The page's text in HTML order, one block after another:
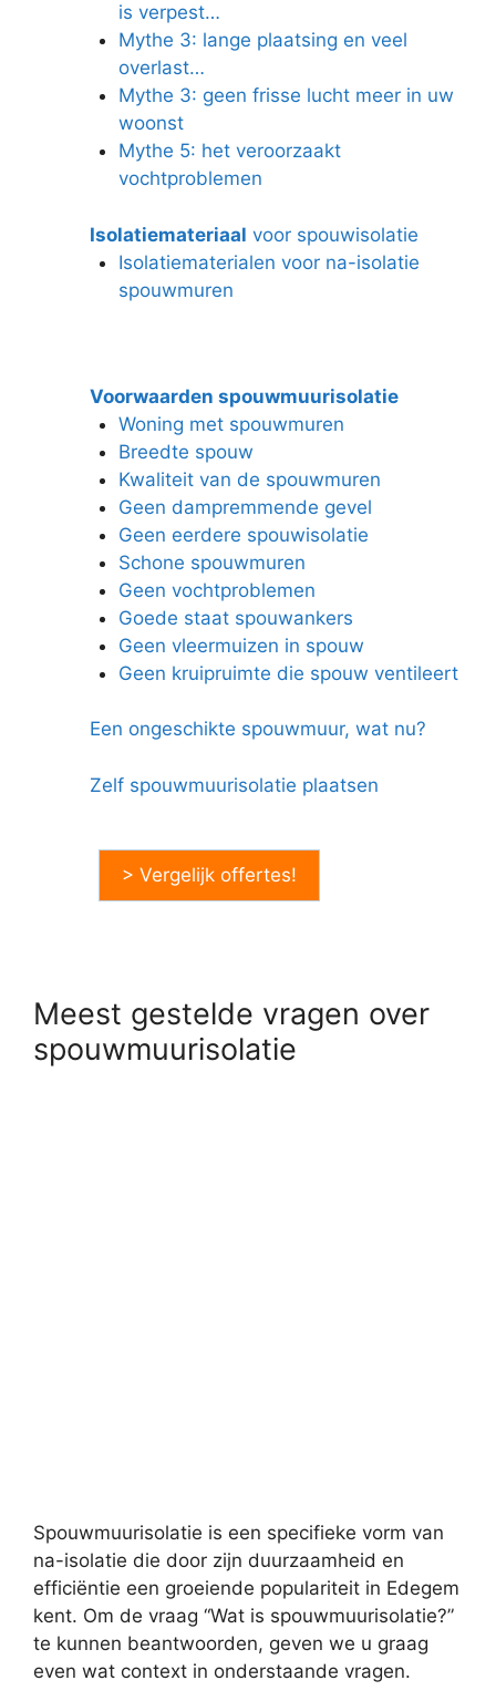
is verpest…
Mythe 3: lange plaatsing en veel
overlast…
Mythe 3: geen frisse lucht meer in uw
woonst
Mythe 5: het veroorzaakt
vochtproblemen
Isolatiemateriaal voor spouwisolatie
Isolatiematerialen voor na-isolatie
spouwmuren
Voorwaarden spouwmuurisolatie
Woning met spouwmuren
Breedte spouw
Kwaliteit van de spouwmuren
Geen dampremmende gevel
Geen eerdere spouwisolatie
Schone spouwmuren
Geen vochtproblemen
Goede staat spouwankers
Geen vleermuizen in spouw
Geen kruipruimte die spouw ventileert
Een ongeschikte spouwmuur, wat nu?
Zelf spouwmuurisolatie plaatsen
> Vergelijk offertes!
Meest gestelde vragen over
spouwmuurisolatie
Spouwmuurisolatie is een specifieke vorm van
na-isolatie die door zijn duurzaamheid en
efficiëntie een groeiende populariteit in Edegem
kent. Om de vraag “Wat is spouwmuurisolatie?”
te kunnen beantwoorden, geven we u graag
even wat context in onderstaande vragen.